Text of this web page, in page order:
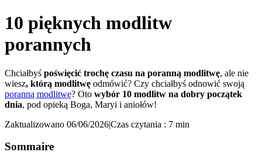
10 pięknych modlitw
porannych
Chciałbyś poświęcić trochę czasu na poranną modlitwę, ale nie
wiesz, którą modlitwę odmówić? Czy chciałbyś odnowić swoją
poranną modlitwę? Oto wybór 10 modlitw na dobry początek
dnia, pod opieką Boga, Maryi i aniołów!
Zaktualizowano 06/06/2026|Czas czytania : 7 min
Sommaire